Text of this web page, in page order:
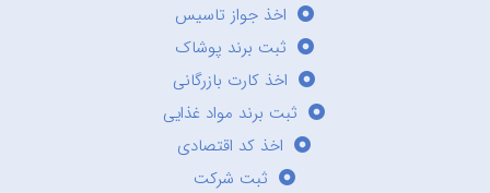
اخذ جواز تاسیس
ثبت برند پوشاک
اخذ کارت بازرگانی
ثبت برند مواد غذایی
اخذ کد اقتصادی
ثبت شرکت